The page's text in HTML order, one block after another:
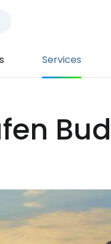
Services